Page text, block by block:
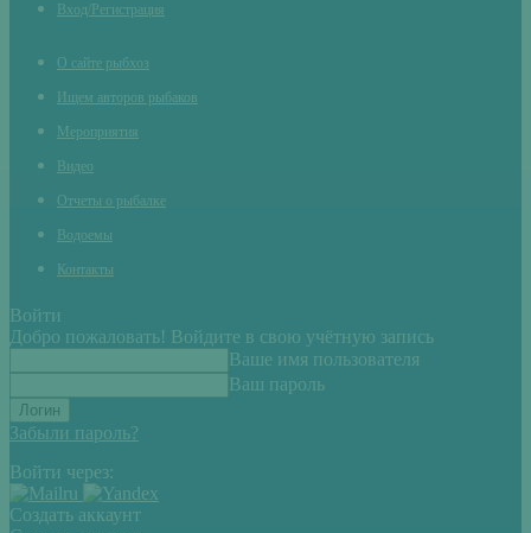
Вход/Регистрация
О сайте рыбхоз
Ищем авторов рыбаков
Мероприятия
Видео
Отчеты о рыбалке
Водоемы
Контакты
Войти
Добро пожаловать! Войдите в свою учётную запись
Ваше имя пользователя
Ваш пароль
Забыли пароль?
Войти через:
Создать аккаунт